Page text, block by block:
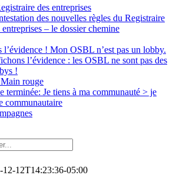
des entreprises
des nouvelles règles du Registraire
entreprises – le dossier chemine
l’évidence ! Mon OSBL n’est pas un lobby.
l’évidence : les OSBL ne sont pas des
!
rouge
terminée: Je tiens à ma communauté > je
communautaire
12-12T14:23:36-05:00